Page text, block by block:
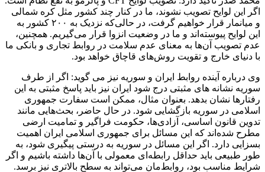
اگر این لوایح تصویب نشوند، ما در کنار چند کشور مثل کره شمالی
و میانمار قرار خواهیم گرفت، در حالی‌که نزدیک به ۲۰۰ کشور به
این لوایح پیوسته‌اند و ما در وضعیت انزوا قرار می‌گیریم. همچنین،
عدم تصویب آن‌ها به معنای عدم سلامت در روابط تجاری و بانکی ما
با دنیای خارج و تقویت روش‌های قاچاق خواهد بود.
وی درباره آینده روابط ایران و سوریه نیز می گوید: اگر از طرف
سوریه نشانه های مثبتی درج شود ایران نیز باید پاسخ مثبتی به این
رفتارها نشان بدهد. بعنوان مثال، ممکن است سفارت جمهوری
اسلامی در سوریه بازگشایی شود. در حال حاضر، بحث‌هایی مانند
تدوین قانون اساسی، آزادی‌ها، حکومت فراگیر و تمامیت ارضی
مطرح شده‌اند که این‌ مسائل برای جمهوری اسلامی ایران اهمیت
بسزایی دارد. اگر این مسائل در سوریه به درستی پیگیری شود، به
طور طبیعی باید حداقل رابطه‌ای معمولی با آن‌ها داشته باشیم و اگر
شرایط مناسب بود، روابط‌مان می‌تواند به سطح بالاتری نیز برسد.